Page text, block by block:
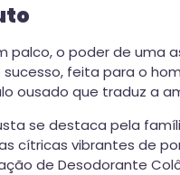
palco, o poder de uma
sucesso, feita para o
ousado que traduz a
se destaca pela
cítricas vibrantes de
de Desodorante